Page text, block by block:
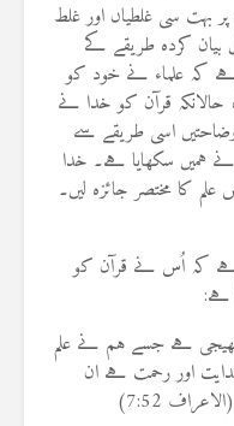
پر بہت سی غلطیاں اور غلط
بیان کردہ طریقے کے
کہ علماء نے خود کو
قرآن کو خدا نے
اسی طریقے سے
سکھایا ہے۔ خدا
کا مختصر جائزہ لیں۔
ہے کہ اُس نے قرآن کو
ہے:
ہے جسے ہم نے علم
اور رحمت ہے ان
7:52)